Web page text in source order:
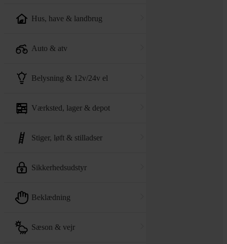
hus, have & landbrug
auto & atv
belysning & 12v/24v el
værksted, lager & depot
stiger, løft & stilladser
sikkerhedsudstyr
beklædning
sæson & vejr